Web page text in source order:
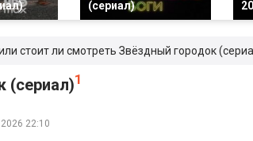
(сериал)
стоит ли смотреть Звёздный городок
(сериал)1
22:10